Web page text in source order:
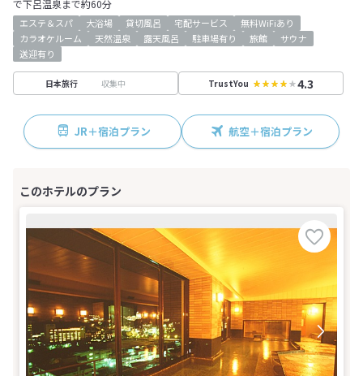
で下呂温泉まで約60分
エステ＆スパ 大浴場 貸切風呂 宅配サービス
無料WiFiあり
カラオケルーム
天然温泉 露天風呂 駐車場有り 旅館
サウナ
送迎有り
日本旅行 収集中 TrustYou 4.3
JR＋宿泊プラン 航空＋宿泊プラン